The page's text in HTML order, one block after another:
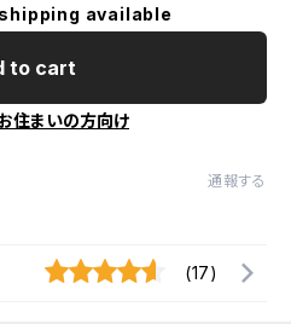
available
to cart
住まいの方向け
通報する
(17)